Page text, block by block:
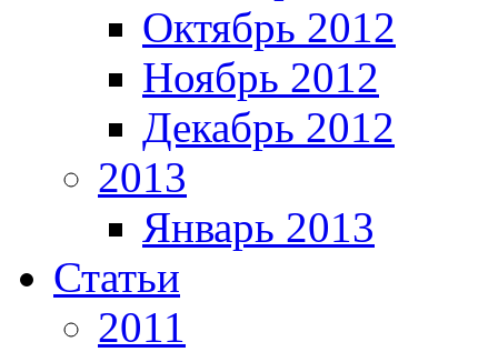
Октябрь 2012
Ноябрь 2012
Декабрь 2012
2013
Январь 2013
Статьи
2011